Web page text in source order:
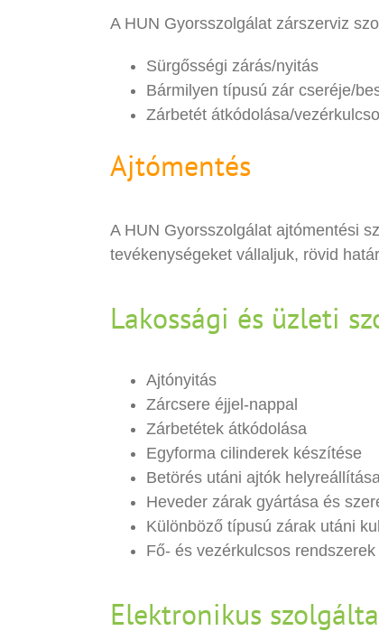
A HUN Gyorsszolgálat zárszerviz
Sürgősségi zárás/nyitás
Bármilyen típusú zár cseréje/
Zárbetét átkódolása/
Ajtómentés
A HUN Gyorsszolgálat ajtómentési
tevékenységeket vállaljuk, rövid
Lakossági és üzleti
Ajtónyitás
Zárcsere éjjel-nappal
Zárbetétek átkódolása
Egyforma cilinderek készítése
Betörés utáni ajtók
Heveder zárak gyártása és
Különböző típusú zárak utáni
Fő- és vezérkulcsos
Elektronikus